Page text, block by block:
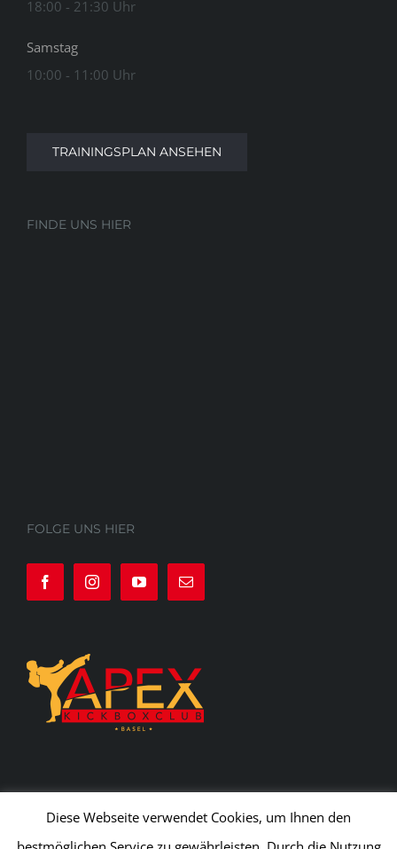
18:00 - 21:30 Uhr
Samstag
10:00 - 11:00 Uhr
TRAININGSPLAN ANSEHEN
FINDE UNS HIER
FOLGE UNS HIER
Diese Webseite verwendet Cookies, um Ihnen den